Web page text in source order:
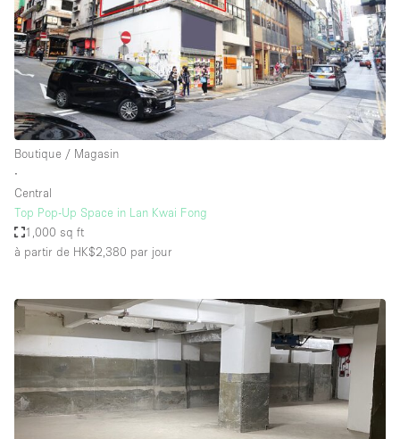
Boutique / Magasin
∙
Central
Top Pop-Up Space in Lan Kwai Fong
1,000 sq ft
à partir de HK$2,380 par jour